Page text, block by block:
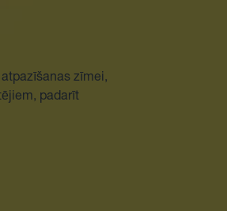
zīmei,
padarīt